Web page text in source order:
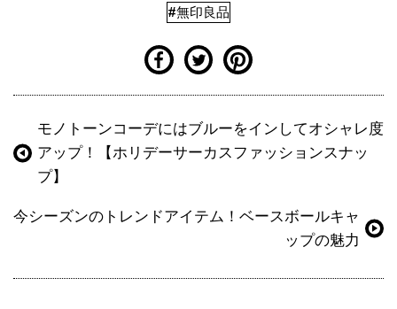
#無印良品
モノトーンコーデにはブルーをインしてオシャレ度
アップ！【ホリデーサーカスファッションスナッ
プ】
今シーズンのトレンドアイテム！ベースボールキャ
ップの魅力